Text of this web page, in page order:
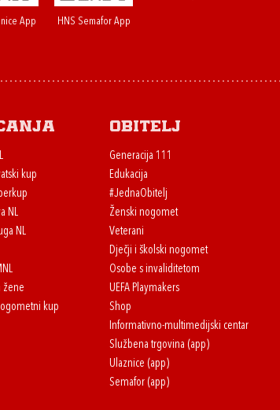
App HNS Semafor App
kup
NL
NL
žene
kup
Obitelj
Generacija 111
Edukacija
#JednaObitelj
Ženski nogomet
Veterani
Dječji i školski nogomet
Osobe s invaliditetom
UEFA Playmakers
Shop
Informativno-multimedijski centar
Službena trgovina (app)
Ulaznice (app)
Semafor (app)